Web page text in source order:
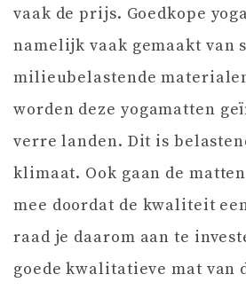
vaak de prijs. Goedkope
namelijk vaak gemaakt van
milieubelastende
worden deze yogamatten
verre landen. Dit is
klimaat. Ook gaan de
mee doordat de kwaliteit
raad je daarom aan te
goede kwalitatieve mat van